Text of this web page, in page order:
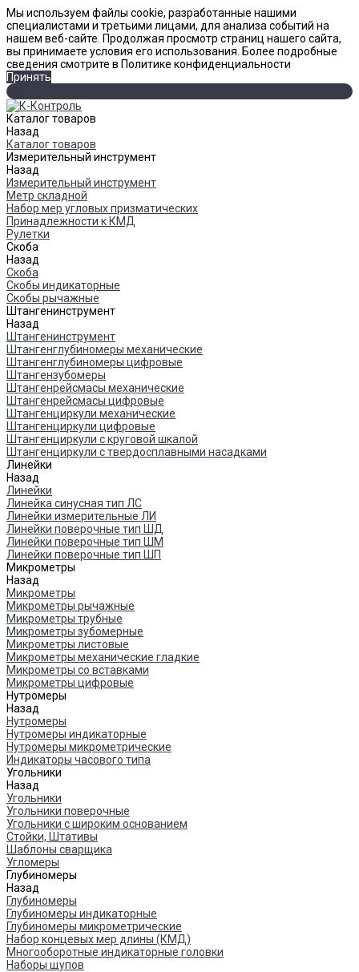
Мы используем файлы cookie, разработанные нашими
специалистами и третьими лицами, для анализа событий на
нашем веб-сайте. Продолжая просмотр страниц нашего сайта,
вы принимаете условия его использования. Более подробные
сведения смотрите в Политике конфиденциальности
Принять
Каталог товаров
Назад
Каталог товаров
Измерительный инструмент
Назад
Измерительный инструмент
Метр складной
Набор мер угловых призматических
Принадлежности к КМД
Рулетки
Скоба
Назад
Скоба
Скобы индикаторные
Скобы рычажные
Штангенинструмент
Назад
Штангенинструмент
Штангенглубиномеры механические
Штангенглубиномеры цифровые
Штангензубомеры
Штангенрейсмасы механические
Штангенрейсмасы цифровые
Штангенциркули механические
Штангенциркули цифровые
Штангенциркули с круговой шкалой
Штангенциркули с твердосплавными насадками
Линейки
Назад
Линейки
Линейка синусная тип ЛС
Линейки измерительные ЛИ
Линейки поверочные тип ШД
Линейки поверочные тип ШМ
Линейки поверочные тип ШП
Микрометры
Назад
Микрометры
Микрометры рычажные
Микрометры трубные
Микрометры зубомерные
Микрометры листовые
Микрометры механические гладкие
Микрометры со вставками
Микрометры цифровые
Нутромеры
Назад
Нутромеры
Нутромеры индикаторные
Нутромеры микрометрические
Индикаторы часового типа
Угольники
Назад
Угольники
Угольники поверочные
Угольники с широким основанием
Стойки, Штативы
Шаблоны сварщика
Угломеры
Глубиномеры
Назад
Глубиномеры
Глубиномеры индикаторные
Глубиномеры микрометрические
Набор концевых мер длины (КМД)
Многооборотные индикаторные головки
Наборы щупов